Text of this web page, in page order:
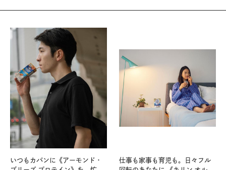
いつもカバンに《アーモンド・
仕事も家事も育児も。日々フル